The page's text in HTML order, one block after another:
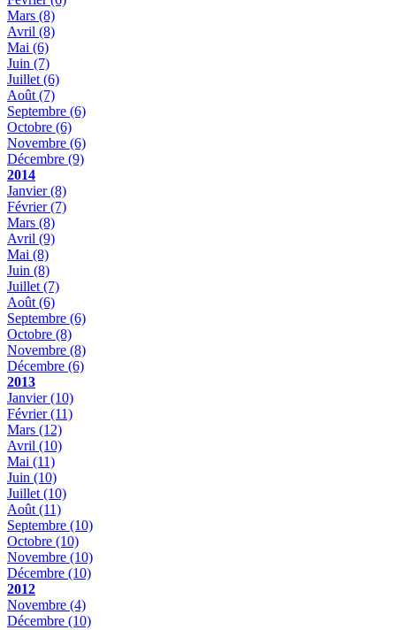
Mars (8)
Avril (8)
Mai (6)
Juin (7)
Juillet (6)
Août (7)
Septembre (6)
Octobre (6)
Novembre (6)
Décembre (9)
2014
Janvier(8)
Février(7)
Mars (8)
Avril (9)
Mai (8)
Juin (8)
Juillet (7)
Août (6)
Septembre (6)
Octobre (8)
Novembre (8)
Décembre (6)
2013
Janvier(10)
Février(11)
Mars (12)
Avril (10)
Mai (11)
Juin (10)
Juillet (10)
Août (11)
Septembre (10)
Octobre (10)
Novembre (10)
Décembre (10)
2012
Novembre (4)
Décembre (10)